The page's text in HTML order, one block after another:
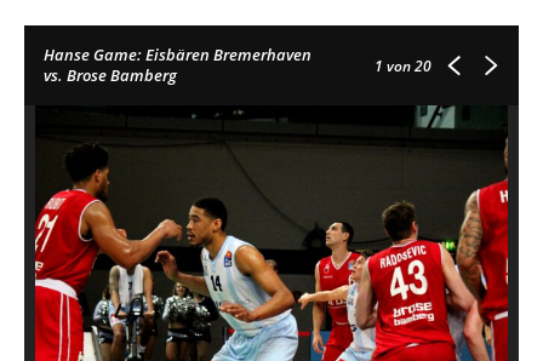
Hanse Game: Eisbären Bremerhaven
vs. Brose Bamberg
1 von 20